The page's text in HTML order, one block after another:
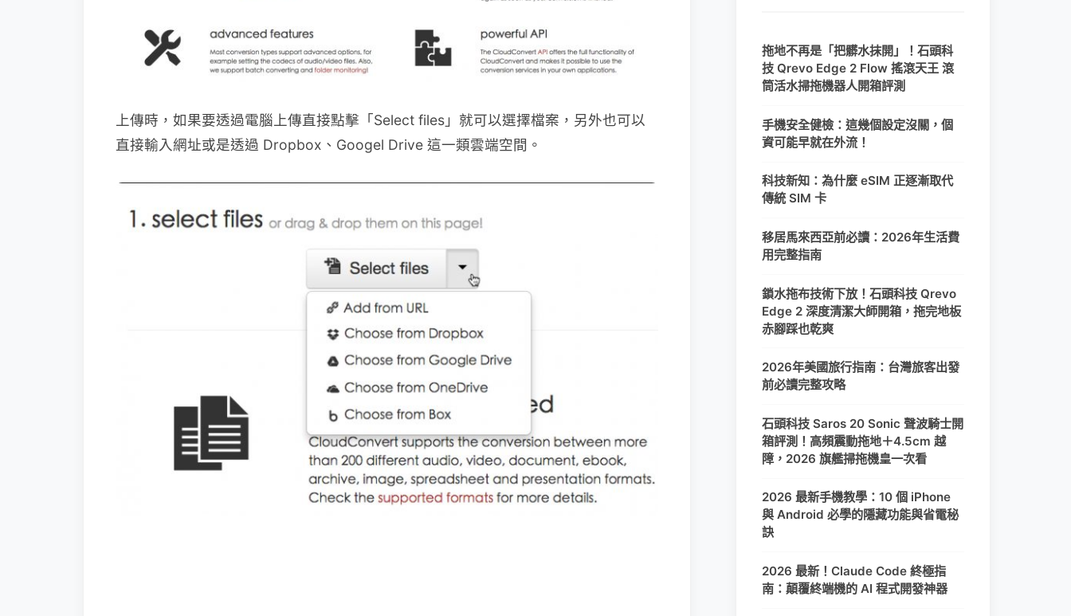
上傳時，如果要透過電腦上傳直接點擊「Select files」就可以選擇檔案，另外也可以
直接輸入網址或是透過 Dropbox、Googel Drive 這一類雲端空間。
拖地不再是「把髒水抹開」！石頭科
技 Qrevo Edge 2 Flow 搖滾天王 滾
筒活水掃拖機器人開箱評測
手機安全健檢：這幾個設定沒關，個
資可能早就在外流！
科技新知：為什麼 eSIM 正逐漸取代
傳統 SIM 卡
移居馬來西亞前必讀：2026年生活費
用完整指南
鎖水拖布技術下放！石頭科技 Qrevo
Edge 2 深度清潔大師開箱，拖完地板
赤腳踩也乾爽
2026年美國旅行指南：台灣旅客出發
前必讀完整攻略
石頭科技 Saros 20 Sonic 聲波騎士開
箱評測！高頻震動拖地＋4.5cm 越
障，2026 旗艦掃拖機皇一次看
2026 最新手機教學：10 個 iPhone
與 Android 必學的隱藏功能與省電秘
訣
2026 最新！Claude Code 終極指
南：顛覆終端機的 AI 程式開發神器